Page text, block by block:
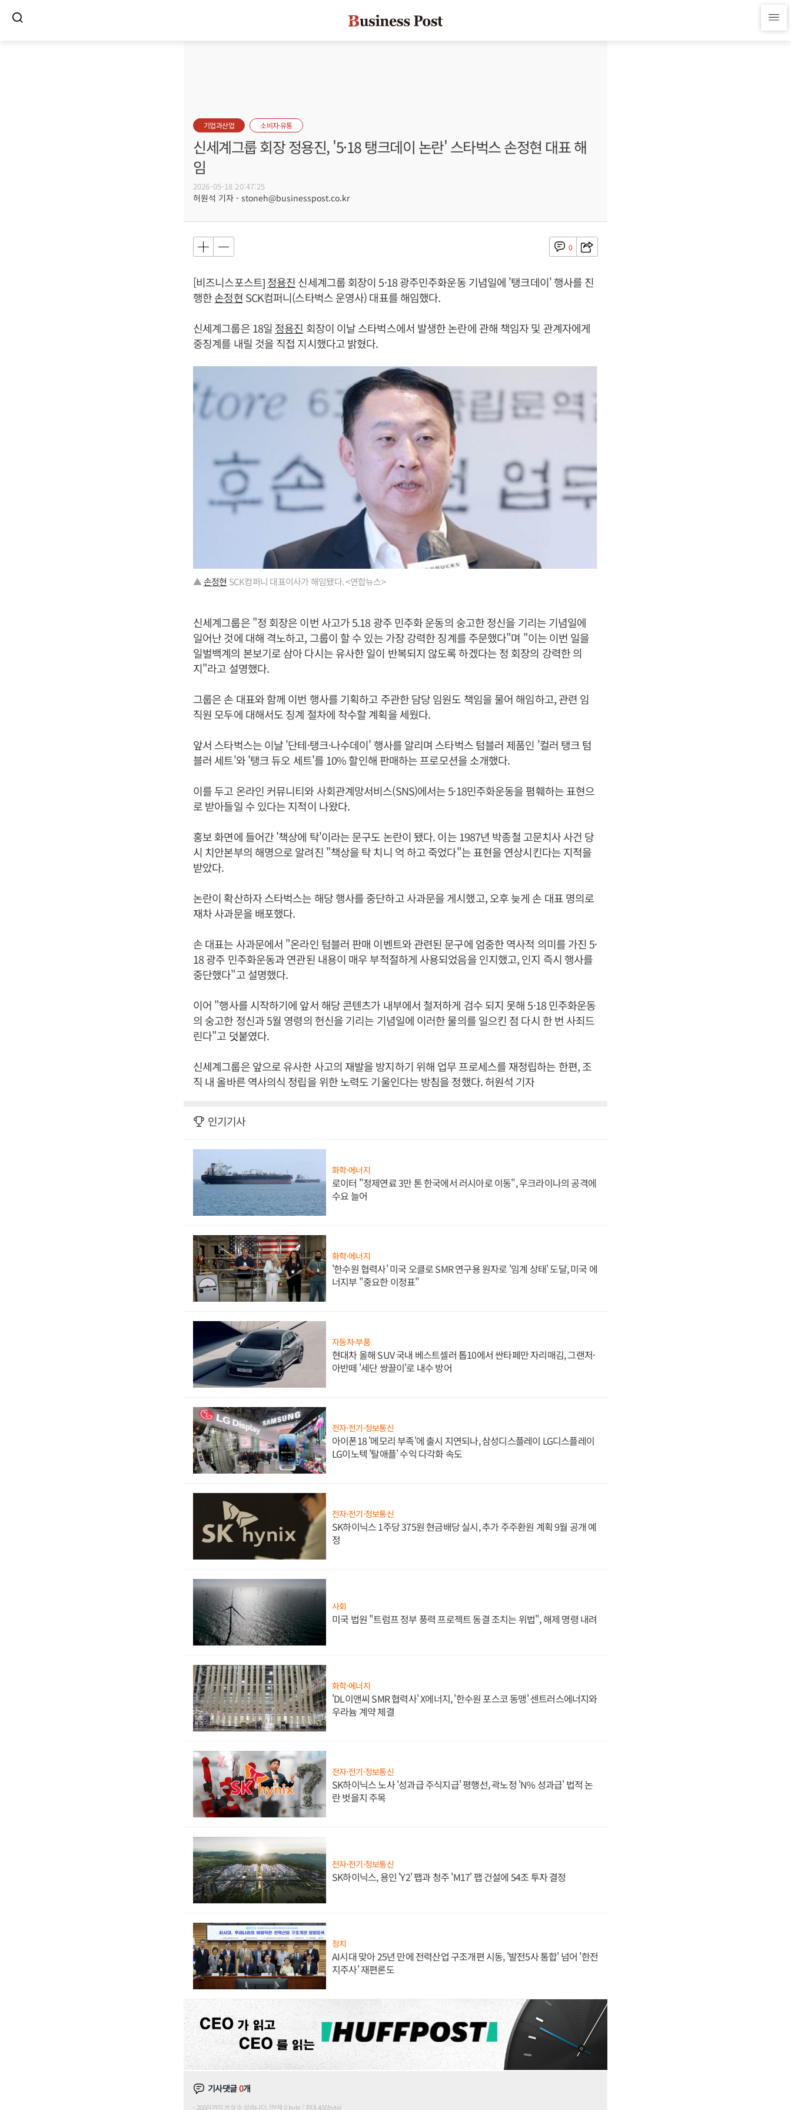
기업과산업 소비자·유통
신세계그룹 회장 정용진, '5·18 탱크데이 논란' 스타벅스 손정현 대표 해
임
2026-05-18 20:47:25
허원석 기자 - stoneh@businesspost.co.kr
0
[비즈니스포스트]정용진 신세계그룹 회장이 5·18 광주민주화운동 기념일에 '탱크데이' 행사를 진
행한손정현 SCK컴퍼니(스타벅스 운영사) 대표를 해임했다.
신세계그룹은 18일 정용진 회장이 이날 스타벅스에서 발생한 논란에 관해 책임자 및 관계자에게
중징계를 내릴 것을 직접 지시했다고 밝혔다.
▲손정현 SCK컴퍼니 대표이사가 해임됐다. <연합뉴스>
신세계그룹은 "정 회장은 이번 사고가 5.18 광주 민주화 운동의 숭고한 정신을 기리는 기념일에
일어난 것에 대해 격노하고, 그룹이 할 수 있는 가장 강력한 징계를 주문했다"며 "이는 이번 일을
일벌백계의 본보기로 삼아 다시는 유사한 일이 반복되지 않도록 하겠다는 정 회장의 강력한 의
지"라고 설명했다.
그룹은 손 대표와 함께 이번 행사를 기획하고 주관한 담당 임원도 책임을 물어 해임하고, 관련 임
직원 모두에 대해서도 징계 절차에 착수할 계획을 세웠다.
앞서 스타벅스는 이날 '단테·탱크·나수데이' 행사를 알리며 스타벅스 텀블러 제품인 '컬러 탱크 텀
블러 세트'와 '탱크 듀오 세트'를 10% 할인해 판매하는 프로모션을 소개했다.
이를 두고 온라인 커뮤니티와 사회관계망서비스(SNS)에서는 5·18민주화운동을 폄훼하는 표현으
로 받아들일 수 있다는 지적이 나왔다.
홍보 화면에 들어간 '책상에 탁'이라는 문구도 논란이 됐다. 이는 1987년 박종철 고문치사 사건 당
시 치안본부의 해명으로 알려진 "책상을 탁 치니 억 하고 죽었다"는 표현을 연상시킨다는 지적을
받았다.
논란이 확산하자 스타벅스는 해당 행사를 중단하고 사과문을 게시했고, 오후 늦게 손 대표 명의로
재차 사과문을 배포했다.
손 대표는 사과문에서 "온라인 텀블러 판매 이벤트와 관련된 문구에 엄중한 역사적 의미를 가진 5·
18 광주 민주화운동과 연관된 내용이 매우 부적절하게 사용되었음을 인지했고, 인지 즉시 행사를
중단했다"고 설명했다.
이어 "행사를 시작하기에 앞서 해당 콘텐츠가 내부에서 철저하게 검수 되지 못해 5·18 민주화운동
의 숭고한 정신과 5월 영령의 헌신을 기리는 기념일에 이러한 물의를 일으킨 점 다시 한 번 사죄드
린다"고 덧붙였다.
신세계그룹은 앞으로 유사한 사고의 재발을 방지하기 위해 업무 프로세스를 재정립하는 한편, 조
직 내 올바른 역사의식 정립을 위한 노력도 기울인다는 방침을 정했다. 허원석 기자
인기기사
화학·에너지
로이터 "정제연료 3만 톤 한국에서 러시아로 이동", 우크라이나의 공격에
수요 늘어
화학·에너지
'한수원 협력사' 미국 오클로 SMR 연구용 원자로 '임계 상태' 도달, 미국 에
너지부 "중요한 이정표"
자동차·부품
현대차 올해 SUV 국내 베스트셀러 톱10에서 싼타페만 자리매김, 그랜저·
아반떼 '세단 쌍끌이'로 내수 방어
전자·전기·정보통신
아이폰18 '메모리 부족'에 출시 지연되나, 삼성디스플레이 LG디스플레이
LG이노텍 '탈애플' 수익 다각화 속도
전자·전기·정보통신
SK하이닉스 1주당 375원 현금배당 실시, 추가 주주환원 계획 9월 공개 예
정
사회
미국 법원 "트럼프 정부 풍력 프로젝트 동결 조치는 위법", 해제 명령 내려
화학·에너지
'DL이앤씨 SMR 협력사' X에너지, '한수원 포스코 동맹' 센트러스에너지와
우라늄 계약 체결
전자·전기·정보통신
SK하이닉스 노사 '성과급 주식지급' 평행선, 곽노정 'N% 성과급' 법적 논
란 벗을지 주목
전자·전기·정보통신
SK하이닉스, 용인 'Y2' 팹과 청주 'M17' 팹 건설에 54조 투자 결정
정치
AI시대 맞아 25년 만에 전력산업 구조개편 시동, '발전5사 통합' 넘어 '한전
지주사' 재편론도
기사댓글0개
200자까지 쓰실 수 있습니다. (현재 0 byte / 최대 400byte)